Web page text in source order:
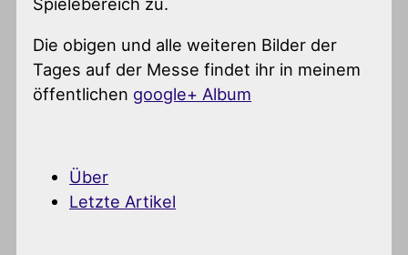
Die obigen und alle weiteren Bilder der
Tages auf der Messe findet ihr in meinem
öffentlichen google+ Album
Über
Letzte Artikel